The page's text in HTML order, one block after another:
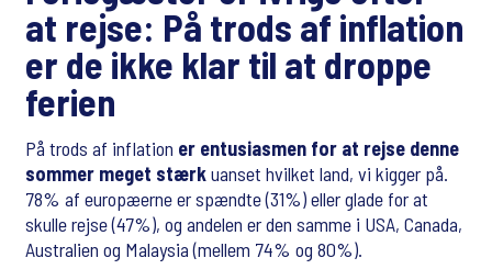
at rejse: På trods af inflation
er de ikke klar til at droppe
ferien
På trods af inflation er entusiasmen for at rejse denne
sommer meget stærkuanset hvilket land, vi kigger på.
78% af europæerne er spændte (31%) eller glade for at
skulle rejse (47%), og andelen er den samme i USA, Canada,
Australien og Malaysia (mellem 74% og 80%).